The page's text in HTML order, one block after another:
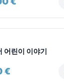
어린이 이야기
€